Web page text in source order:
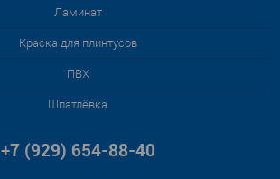
Ламинат
Краска для плинтусов
ПВХ
Шпатлёвка
+7 (929) 654-88-40